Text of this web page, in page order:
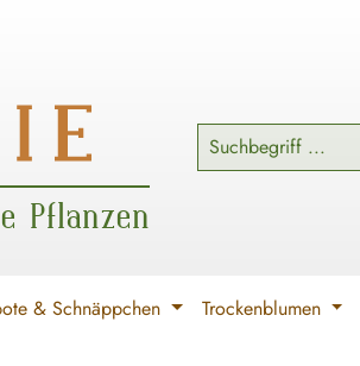
Pflanzen
& Schnäppchen Trockenblumen